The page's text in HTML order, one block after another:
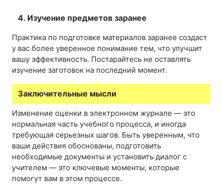
4. Изучение предметов заранее
Практика по подготовке материалов заранее создаст
у вас более уверенное понимание тем, что улучшит
вашу эффективность. Постарайтесь не оставлять
изучение заготовок на последний момент.
Заключительные мысли
Изменение оценки в электронном журнале — это
нормальная часть учебного процесса, и иногда
требующая серьезных шагов. Быть уверенным, что
ваши действия обоснованы, подготовить
необходимые документы и установить диалог с
учителем — это ключевые моменты, которые
помогут вам в этом процессе.